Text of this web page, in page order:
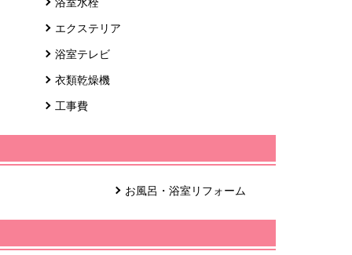
浴室水栓
エクステリア
浴室テレビ
衣類乾燥機
工事費
お風呂・浴室リフォーム